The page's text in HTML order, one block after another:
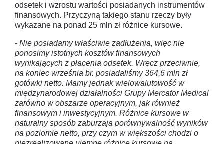
odsetek i wzrostu wartości posiadanych instrumentów
finansowych. Przyczyną takiego stanu rzeczy były
wykazane na ponad 25 mln zł różnice kursowe.
- Nie posiadamy właściwie zadłużenia, więc nie
ponosimy istotnych kosztów finansowych
wynikających z płacenia odsetek. Wręcz przeciwnie,
na koniec września br. posiadaliśmy 364,6 mln zł
gotówki netto. Mamy jednak wielowalutowość w
międzynarodowej działalności Grupy Mercator Medical
zarówno w obszarze operacyjnym, jak również
finansowym i inwestycyjnym. Różnice kursowe w
naturalny sposób zaburzają porównywalność wyników
na poziomie netto, przy czym w większości chodzi o